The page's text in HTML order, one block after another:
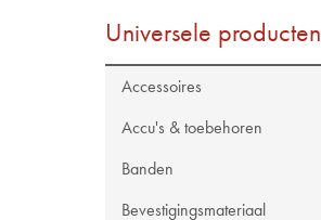
Universele producten
Accessoires
Accu's & toebehoren
Banden
Bevestigingsmateriaal